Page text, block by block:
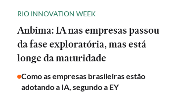
RIO INNOVATION WEEK
Anbima: IA nas empresas passou
da fase exploratória, mas está
longe da maturidade
Como as empresas brasileiras estão
adotando a IA, segundo a EY